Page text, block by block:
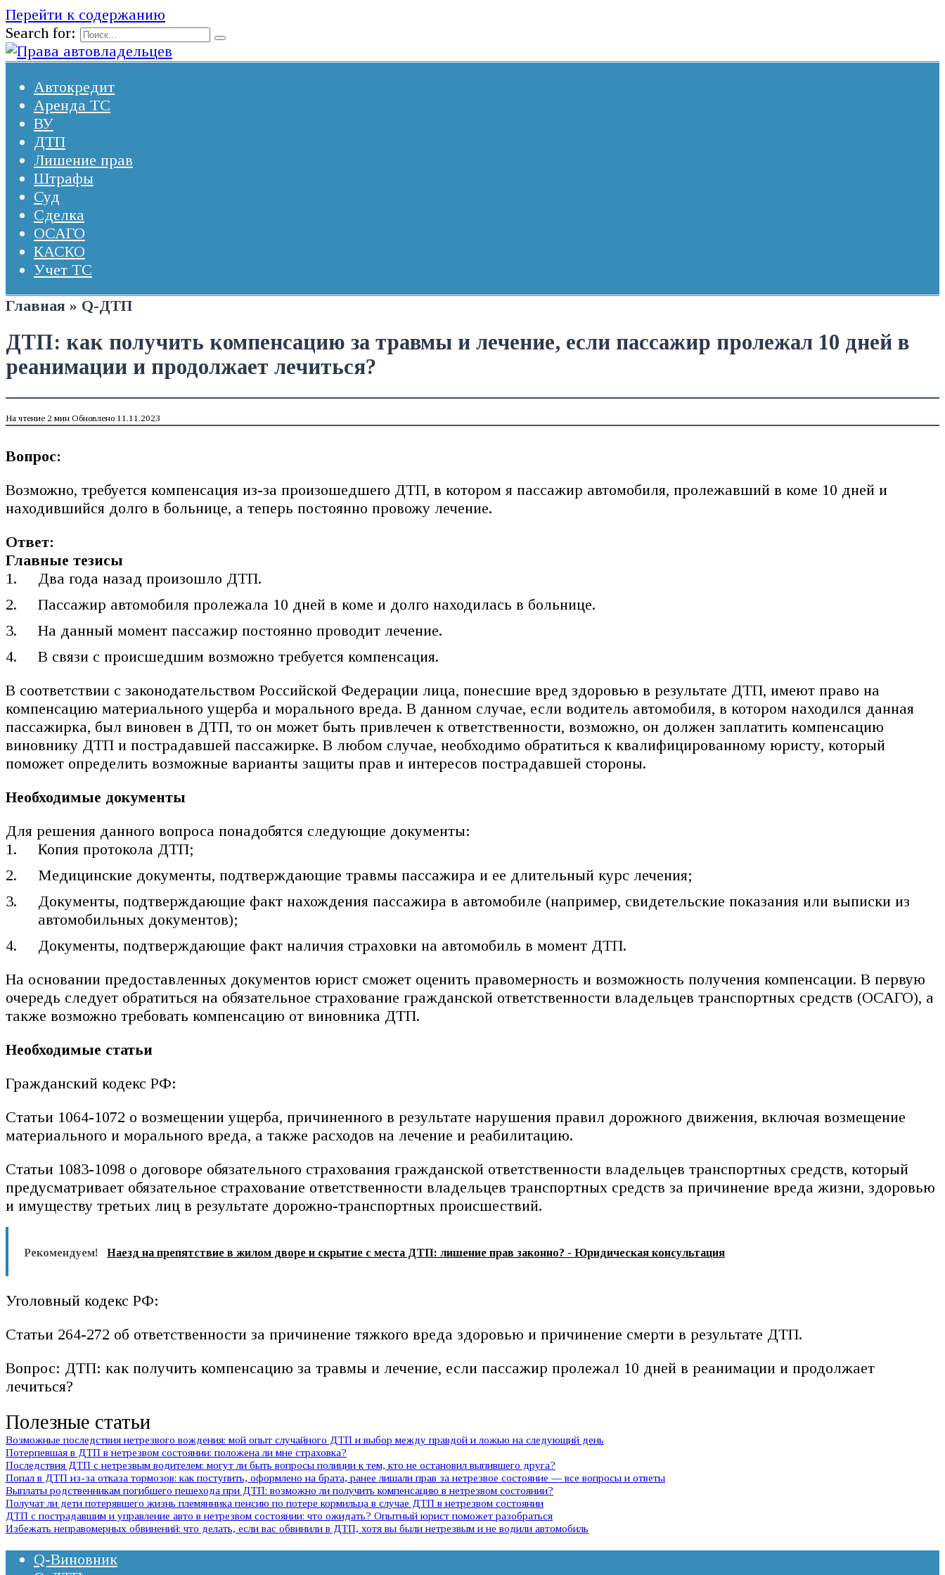
Перейти к содержанию
Search for:
Автокредит
Аренда ТС
ВУ
ДТП
Лишение прав
Штрафы
Суд
Сделка
ОСАГО
КАСКО
Учет ТС
Главная » Q-ДТП
ДТП: как получить компенсацию за травмы и лечение, если пассажир пролежал 10 дней в
реанимации и продолжает лечиться?
На чтение 2 мин Обновлено 11.11.2023
Вопрос:
Возможно, требуется компенсация из-за произошедшего ДТП, в котором я пассажир автомобиля, пролежавший в коме 10 дней и
находившийся долго в больнице, а теперь постоянно провожу лечение.
Ответ:
Главные тезисы
Два года назад произошло ДТП.
Пассажир автомобиля пролежала 10 дней в коме и долго находилась в больнице.
На данный момент пассажир постоянно проводит лечение.
В связи с происшедшим возможно требуется компенсация.
В соответствии с законодательством Российской Федерации лица, понесшие вред здоровью в результате ДТП, имеют право на
компенсацию материального ущерба и морального вреда. В данном случае, если водитель автомобиля, в котором находился данная
пассажирка, был виновен в ДТП, то он может быть привлечен к ответственности, возможно, он должен заплатить компенсацию
виновнику ДТП и пострадавшей пассажирке. В любом случае, необходимо обратиться к квалифицированному юристу, который
поможет определить возможные варианты защиты прав и интересов пострадавшей стороны.
Необходимые документы
Для решения данного вопроса понадобятся следующие документы:
Копия протокола ДТП;
Медицинские документы, подтверждающие травмы пассажира и ее длительный курс лечения;
Документы, подтверждающие факт нахождения пассажира в автомобиле (например, свидетельские показания или выписки из
автомобильных документов);
Документы, подтверждающие факт наличия страховки на автомобиль в момент ДТП.
На основании предоставленных документов юрист сможет оценить правомерность и возможность получения компенсации. В первую
очередь следует обратиться на обязательное страхование гражданской ответственности владельцев транспортных средств (ОСАГО), а
также возможно требовать компенсацию от виновника ДТП.
Необходимые статьи
Гражданский кодекс РФ:
Статьи 1064-1072 о возмещении ущерба, причиненного в результате нарушения правил дорожного движения, включая возмещение
материального и морального вреда, а также расходов на лечение и реабилитацию.
Статьи 1083-1098 о договоре обязательного страхования гражданской ответственности владельцев транспортных средств, который
предусматривает обязательное страхование ответственности владельцев транспортных средств за причинение вреда жизни, здоровью
и имуществу третьих лиц в результате дорожно-транспортных происшествий.
Рекомендуем! Наезд на препятствие в жилом дворе и скрытие с места ДТП: лишение прав законно? - Юридическая консультация
Уголовный кодекс РФ:
Статьи 264-272 об ответственности за причинение тяжкого вреда здоровью и причинение смерти в результате ДТП.
Вопрос: ДТП: как получить компенсацию за травмы и лечение, если пассажир пролежал 10 дней в реанимации и продолжает
лечиться?
Полезные статьи
Возможные последствия нетрезвого вождения: мой опыт случайного ДТП и выбор между правдой и ложью на следующий день
Потерпевшая в ДТП в нетрезвом состоянии: положена ли мне страховка?
Последствия ДТП с нетрезвым водителем: могут ли быть вопросы полиции к тем, кто не остановил выпившего друга?
Попал в ДТП из-за отказа тормозов: как поступить, оформлено на брата, ранее лишали прав за нетрезвое состояние — все вопросы и ответы
Выплаты родственникам погибшего пешехода при ДТП: возможно ли получить компенсацию в нетрезвом состоянии?
Получат ли дети потерявшего жизнь племянника пенсию по потере кормильца в случае ДТП в нетрезвом состоянии
ДТП с пострадавшим и управление авто в нетрезвом состоянии: что ожидать? Опытный юрист поможет разобраться
Избежать неправомерных обвинений: что делать, если вас обвинили в ДТП, хотя вы были нетрезвым и не водили автомобиль
Q-Виновник